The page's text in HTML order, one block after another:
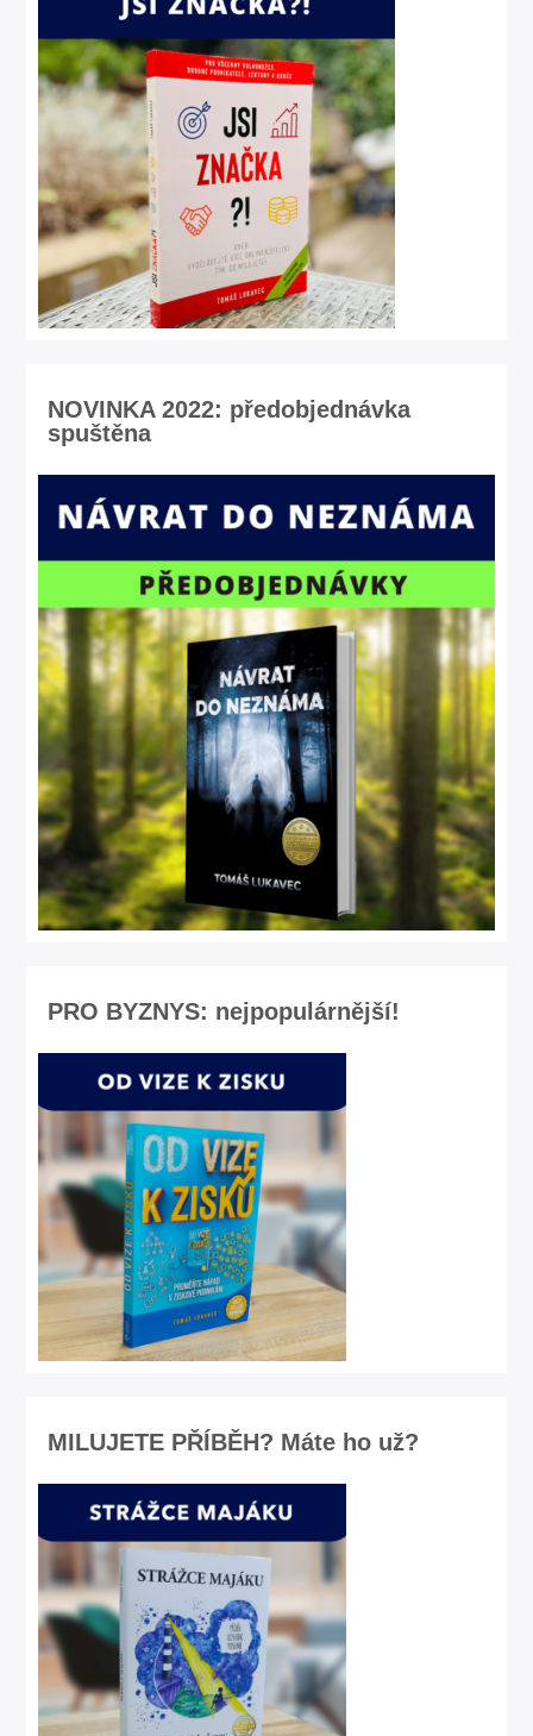
NOVINKA 2022: předobjednávka
spuštěna
PRO BYZNYS: nejpopulárnější!
MILUJETE PŘÍBĚH? Máte ho už?